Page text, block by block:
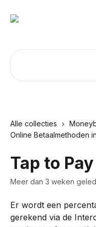
Alle collecties
Online Betaalmethoden
Tap to
Meer dan 3 weken
Er wordt een
gerekend via de